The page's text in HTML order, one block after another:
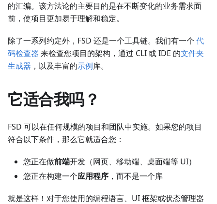
的汇编。该方法论的主要目的是在不断变化的业务需求面
前，使项目更加易于理解和稳定。
除了一系列约定外，FSD 还是一个工具链。我们有一个 代
码检查器 来检查您项目的架构，通过 CLI 或 IDE 的文件夹
生成器 ，以及丰富的示例库。
它适合我吗？
FSD 可以在任何规模的项目和团队中实施。如果您的项目
符合以下条件，那么它就适合您：
您正在做前端开发（网页、移动端、桌面端等 UI）
您正在构建一个应用程序 ，而不是一个库
就是这样！对于您使用的编程语言、UI 框架或状态管理器